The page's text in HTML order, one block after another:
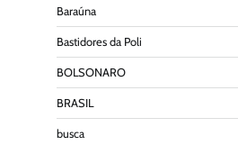
Baraúna
Bastidores da Poli
BOLSONARO
BRASIL
busca